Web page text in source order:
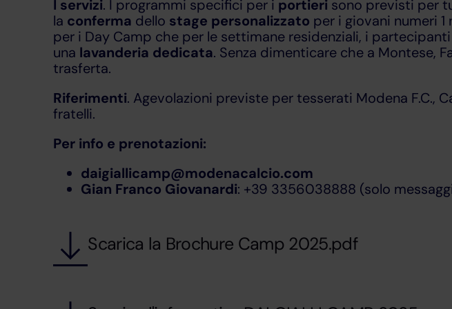
I servizi. I programmi specifici per i portieri sono previsti per
la conferma dello stage personalizzato per i giovani numeri 1
per i Day Camp che per le settimane residenziali, i
una lavanderia dedicata. Senza dimenticare che a Montese,
trasferta.
Riferimenti. Agevolazioni previste per tesserati Modena F.C.,
fratelli.
Per info e prenotazioni:
daigiallicamp@modenacalcio.com
Gian Franco Giovanardi: +39 3356038888 (solo
Scarica la Brochure Camp 2025.pdf